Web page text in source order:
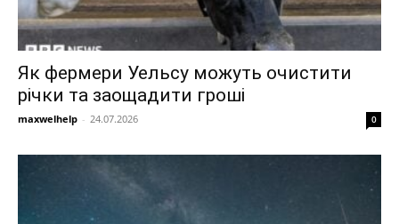
Як фермери Уельсу можуть очистити
річки та заощадити гроші
maxwelhelp - 24.07.2026 0